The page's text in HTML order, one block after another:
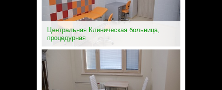
Центральная Клиническая больница,
процедурная